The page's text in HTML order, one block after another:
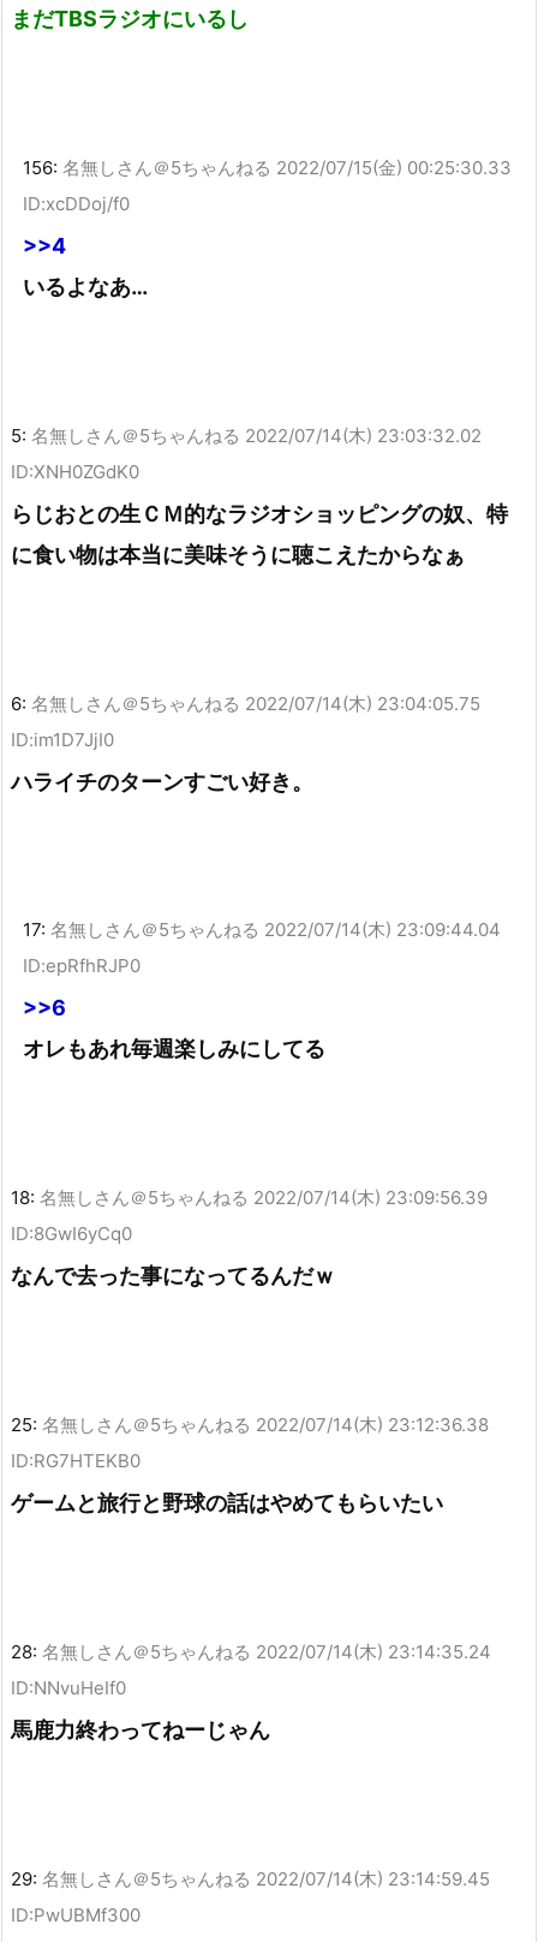
まだTBSラジオにいるし
156: 名無しさん＠5ちゃんねる 2022/07/15(金) 00:25:30.33
ID:xcDDoj/f0
>>4
いるよなあ…
5: 名無しさん＠5ちゃんねる 2022/07/14(木) 23:03:32.02
ID:XNH0ZGdK0
らじおとの生ＣＭ的なラジオショッピングの奴、特
に食い物は本当に美味そうに聴こえたからなぁ
6: 名無しさん＠5ちゃんねる 2022/07/14(木) 23:04:05.75
ID:im1D7JjI0
ハライチのターンすごい好き。
17: 名無しさん＠5ちゃんねる 2022/07/14(木) 23:09:44.04
ID:epRfhRJP0
>>6
オレもあれ毎週楽しみにしてる
18: 名無しさん＠5ちゃんねる 2022/07/14(木) 23:09:56.39
ID:8GwI6yCq0
なんで去った事になってるんだｗ
25: 名無しさん＠5ちゃんねる 2022/07/14(木) 23:12:36.38
ID:RG7HTEKB0
ゲームと旅行と野球の話はやめてもらいたい
28: 名無しさん＠5ちゃんねる 2022/07/14(木) 23:14:35.24
ID:NNvuHeIf0
馬鹿力終わってねーじゃん
29: 名無しさん＠5ちゃんねる 2022/07/14(木) 23:14:59.45
ID:PwUBMf300